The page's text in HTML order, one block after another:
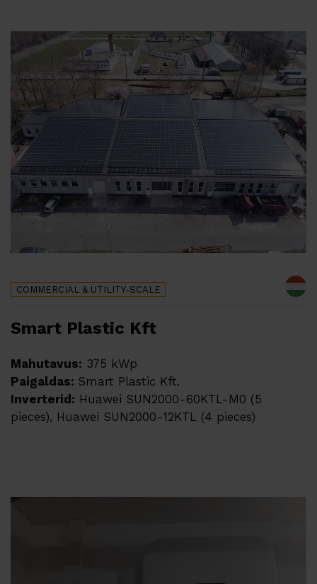
COMMERCIAL & UTILITY-SCALE
Smart Plastic Kft
Mahutavus: 375 kWp
Paigaldas: Smart Plastic Kft.
Inverterid: Huawei SUN2000-60KTL-M0 (5
pieces), Huawei SUN2000-12KTL (4 pieces)